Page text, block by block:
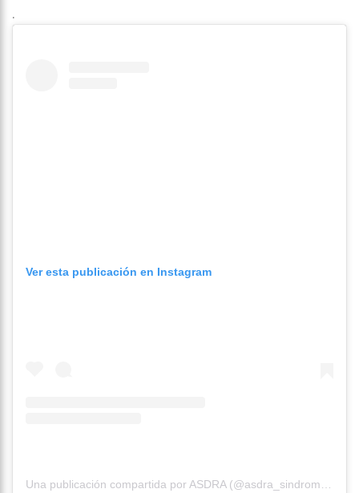
.
Ver esta publicación en Instagram
Una publicación compartida por ASDRA (@asdra_sindromededown)